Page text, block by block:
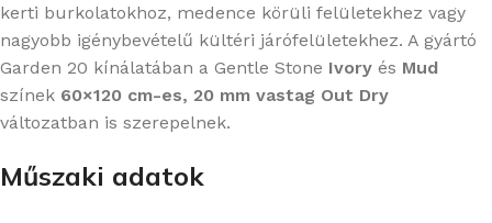
kerti burkolatokhoz, medence körüli felületekhez vagy
nagyobb igénybevételű kültéri járófelületekhez. A gyártó
Garden 20 kínálatában a Gentle Stone Ivory és Mud
színek 60×120 cm-es, 20 mm vastag Out Dry
változatban is szerepelnek.
Műszaki adatok